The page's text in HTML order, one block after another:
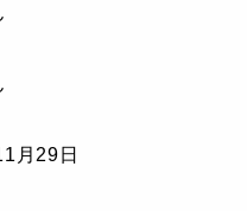
月29日